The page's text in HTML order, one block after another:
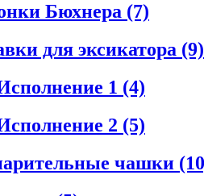
Бюхнера (7)
для эксикатора (9)
1 (4)
2 (5)
чашки